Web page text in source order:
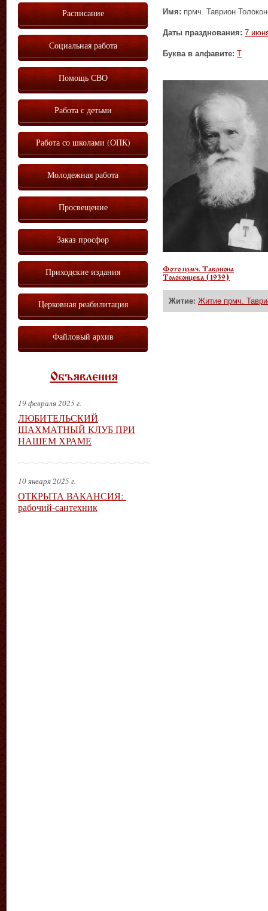
Имя: прмч. Таврион
Даты празднования: 7
Буква в алфавите: Т
Фото прмч. Тавриона
Толоконцева (1939)
Житие: Житие прмч.
Расписание
Социальная работа
Помощь СВО
Работа с детьми
Работа со школами (ОПК)
Молодежная работа
Просвещение
Заказ просфор
Приходские издания
Церковная реабилитация
Файловый архив
Объявления
19 февраля 2025 г.
ЛЮБИТЕЛЬСКИЙ
ШАХМАТНЫЙ КЛУБ ПРИ
НАШЕМ ХРАМЕ
10 января 2025 г.
ОТКРЫТА ВАКАНСИЯ:
рабочий-сантехник